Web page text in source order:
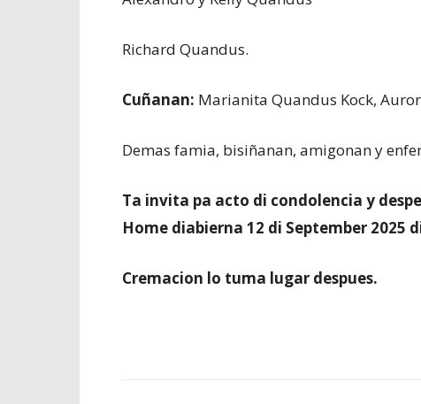
Richard Quandus.
Cuñanan: Marianita Quandus Kock,
Demas famia, bisiñanan, amigonan y
Ta invita pa acto di condolencia y
Home diabierna 12 di September 2025
Cremacion lo tuma lugar despues.